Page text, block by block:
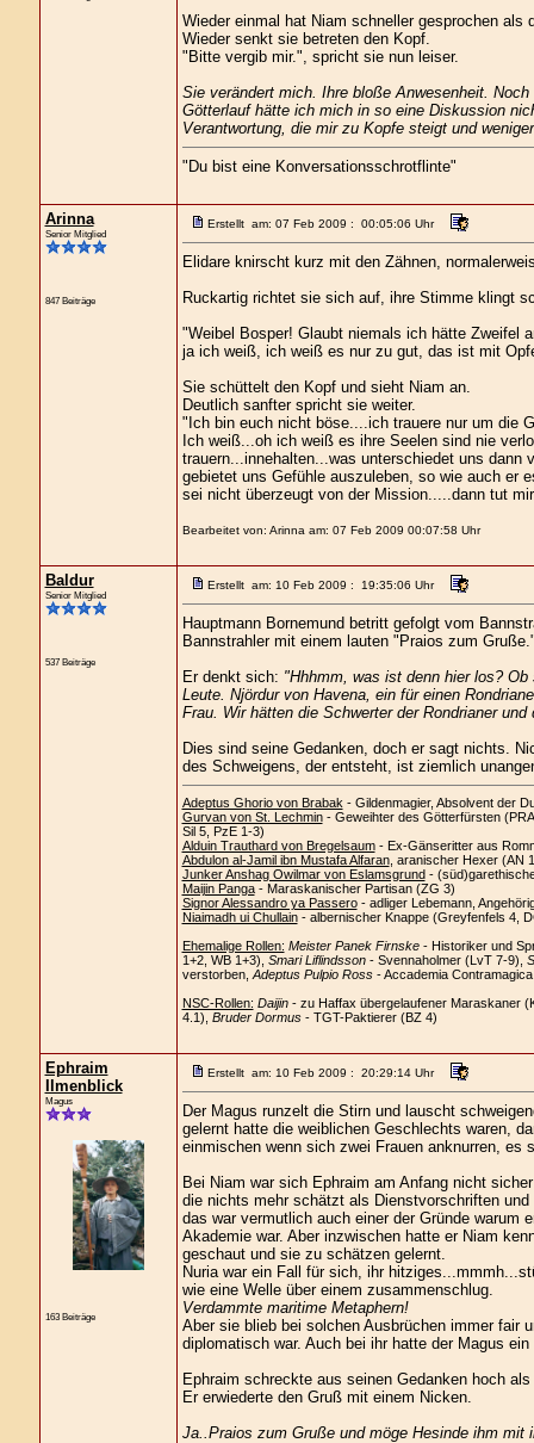
Wieder einmal hat Niam schneller gesprochen als
Wieder senkt sie betreten den Kopf.
"Bitte vergib mir.", spricht sie nun leiser.
Sie verändert mich. Ihre bloße Anwesenheit.
Götterlauf hätte ich mich in so eine Diskussion
Verantwortung, die mir zu Kopfe steigt und
"Du bist eine Konversationsschrotflinte"
Arinna
Senior Mitglied
847 Beiträge
Erstellt am: 07 Feb 2009 : 00:05:06 Uhr
Elidare knirscht kurz mit den Zähnen,
Ruckartig richtet sie sich auf, ihre Stimme klingt
"Weibel Bosper! Glaubt niemals ich hätte Zweifel
ja ich weiß, ich weiß es nur zu gut, das ist mit
Sie schüttelt den Kopf und sieht Niam an.
Deutlich sanfter spricht sie weiter.
"Ich bin euch nicht böse....ich trauere nur um die
Ich weiß...oh ich weiß es ihre Seelen sind nie
trauern...innehalten...was unterschiedet uns dann
gebietet uns Gefühle auszuleben, so wie auch er
sei nicht überzeugt von der Mission.....dann tut
Bearbeitet von: Arinna am: 07 Feb 2009 00:07:58 Uhr
Baldur
Senior Mitglied
537 Beiträge
Erstellt am: 10 Feb 2009 : 19:35:06 Uhr
Hauptmann Bornemund betritt gefolgt vom
Bannstrahler mit einem lauten "Praios zum
Er denkt sich: "Hhhmm, was ist denn hier los?
Leute. Njördur von Havena, ein für einen
Frau. Wir hätten die Schwerter der Rondrianer
Dies sind seine Gedanken, doch er sagt nichts.
des Schweigens, der entsteht, ist ziemlich
Adeptus Ghorio von Brabak - Gildenmagier, Absolvent der
Gurvan von St. Lechmin- Geweihter des Götterfürsten
Sil 5, PzE 1-3)
Alduin Trauthard von Bregelsaum- Ex-Gänseritter aus
Abdulon al-Jamil ibn Mustafa Alfaran, aranischer Hexer (AN
Junker Anshag Owilmar von Eslamsgrund-
Maijin Panga- Maraskanischer Partisan (ZG 3)
Signor Alessandro ya Passero- adliger Lebemann,
Niaimadh ui Chullain- albernischer Knappe (Greyfenfels 4,
Ehemalige Rollen: Meister Panek Firnske- Historiker und
1+2, WB 1+3), Smari Liflindsson- Svennaholmer (LvT 7-9),
verstorben, Adeptus Pulpio Ross- Accademia
NSC-Rollen: Daijin- zu Haffax übergelaufener Maraskaner
4.1), Bruder Dormus- TGT-Paktierer (BZ 4)
Ephraim
Ilmenblick
Magus
163 Beiträge
Erstellt am: 10 Feb 2009 : 20:29:14 Uhr
Der Magus runzelt die Stirn und lauscht
gelernt hatte die weiblichen Geschlechts waren,
einmischen wenn sich zwei Frauen anknurren, es
Bei Niam war sich Ephraim am Anfang nicht
die nichts mehr schätzt als Dienstvorschriften
das war vermutlich auch einer der Gründe warum
Akademie war. Aber inzwischen hatte er Niam
geschaut und sie zu schätzen gelernt.
Nuria war ein Fall für sich, ihr
wie eine Welle über einem zusammenschlug.
Verdammte maritime Metaphern!
Aber sie blieb bei solchen Ausbrüchen immer fair
diplomatisch war. Auch bei ihr hatte der Magus
Ephraim schreckte aus seinen Gedanken hoch
Er erwiederte den Gruß mit einem Nicken.
Ja..Praios zum Gruße und möge Hesinde ihm mit